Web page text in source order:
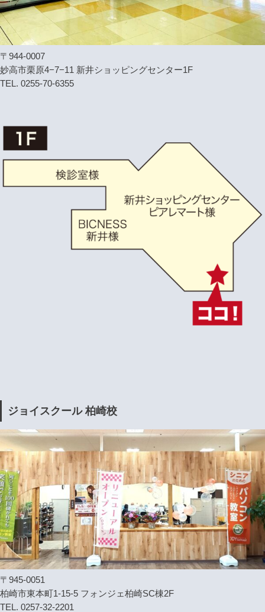
〒944-0007
妙高市栗原4−7−11 新井ショッピングセンター1F
TEL. 0255-70-6355
ジョイスクール 柏崎校
〒945-0051
柏崎市東本町1-15-5 フォンジェ柏崎SC棟2F
TEL. 0257-32-2201